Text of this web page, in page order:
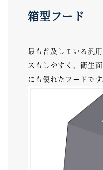
箱型フード
最も普及している汎
スもしやすく、衛生
にも優れたフードです